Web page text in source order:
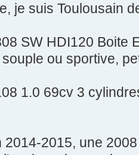
je suis Toulousain
SW HDI120 Boite
ou sportive,
1.0 69cv 3
2014-2015, une